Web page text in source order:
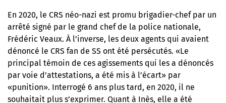
En 2020, le CRS néo-nazi est promu brigadier-chef par un
arrêté signé par le grand chef de la police nationale,
Frédéric Veaux. À l’inverse, les deux agents qui avaient
dénoncé le CRS fan de SS ont été persécutés. «Le
principal témoin de ces agissements qui les a dénoncés
par voie d’attestations, a été mis à l’écart» par
«punition». Interrogé 6 ans plus tard, en 2020, il ne
souhaitait plus s’exprimer. Quant à Inès, elle a été